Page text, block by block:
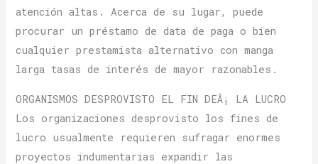
atención altas. Acerca de su lugar, puede
procurar un préstamo de data de paga o bien
cualquier prestamista alternativo con manga
larga tasas de interés de mayor razonables.
ORGANISMOS DESPROVISTO EL FIN DEÂ¡ LA LUCRO
Los organizaciones desprovisto los fines de
lucro usualmente requieren sufragar enormes
proyectos indumentarias expandir las